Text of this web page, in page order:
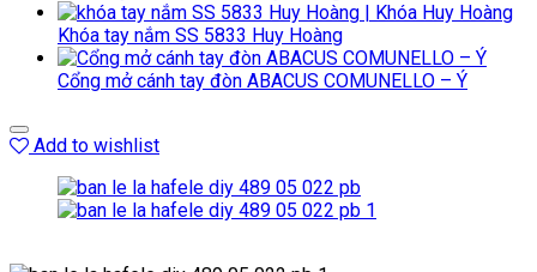
Khóa tay nắm SS 5833 Huy Hoàng
Cổng mở cánh tay đòn ABACUS COMUNELLO – Ý
Add to wishlist